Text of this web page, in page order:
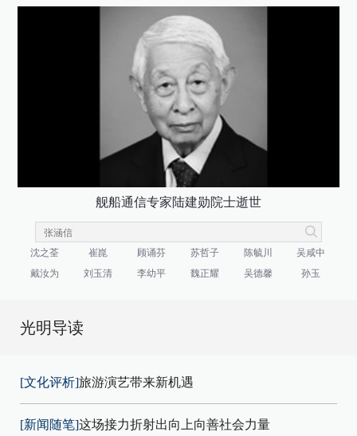
舰船通信专家陆建勋院士逝世
沈之荃 崔崑 顾诵芬 苏哲子 陈毓川
吴咸中
戴汝为
刘玉清 李幼平 魏正耀 吴德馨 孙玉
光明导读
[文化评析]旅游演艺带来新机遇
[新闻随笔]这场接力折射出向上向善社会力量